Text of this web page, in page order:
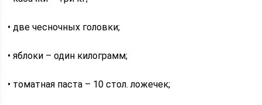
• две чесночных головки;
• яблоки – один килограмм;
• томатная паста – 10 стол. ложечек;